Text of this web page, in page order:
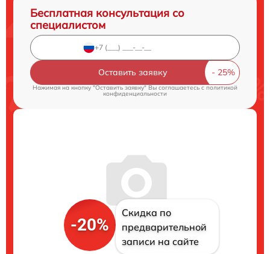
Бесплатная консультация со
специалистом
Оставить заявку
Нажимая на кнопку "Оставить заявку" Вы соглашаетесь cполитикой
конфиденциальности
-20%
Скидка по
предварительной
записи на сайте